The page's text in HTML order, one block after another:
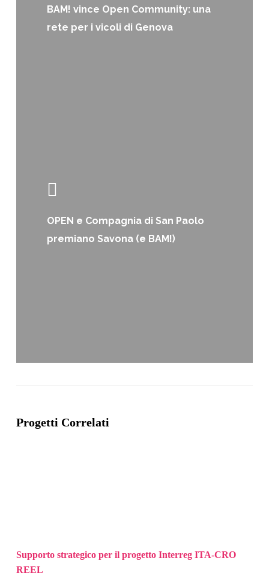
BAM! vince Open Community: una
rete per i vicoli di Genova
OPEN e Compagnia di San Paolo
premiano Savona (e BAM!)
Progetti Correlati
Supporto strategico per il progetto Interreg ITA-CRO
REEL